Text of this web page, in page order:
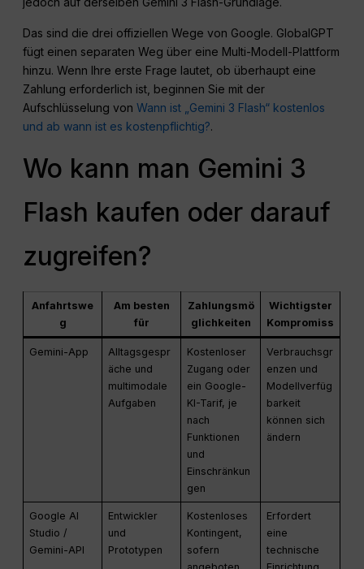
Das sind die drei offiziellen Wege von Google. GlobalGPT
fügt einen separaten Weg über eine Multi-Modell-Plattform
hinzu. Wenn Ihre erste Frage lautet, ob überhaupt eine
Zahlung erforderlich ist, beginnen Sie mit der
Aufschlüsselung vonWann ist „Gemini 3 Flash“ kostenlos
und ab wann ist es kostenpflichtig?.
Wo kann man Gemini 3
Flash kaufen oder darauf
zugreifen?
Anfahrtswe
g
Am besten
für
Zahlungsmö
glichkeiten
Wichtigster
Kompromiss
Gemini-App
Alltagsgespr
äche und
multimodale
Aufgaben
Kostenloser
Zugang oder
ein Google-
KI-Tarif, je
nach
Funktionen
und
Einschränkun
gen
Verbrauchsgr
enzen und
Modellverfüg
barkeit
können sich
ändern
Google AI
Studio /
Gemini-API
Entwickler
und
Prototypen
Kostenloses
Kontingent,
sofern
Erfordert
eine
technische